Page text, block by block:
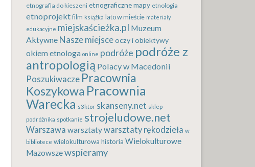
etnografia do kieszeni etnograficzne mapy etnologia
etnoprojekt film książka lato w mieście materiały
edukacyjne miejskaścieżka.pl Muzeum
Aktywne Nasze miejsceoczy i obiektywy
okiem etnologa online podróże podróże z
antropologią Polacy w Macedonii
Poszukiwacze Pracownia
Koszykowa Pracownia
Warecka s3ktor skanseny.net sklep
podróżnika spotkanie strojeludowe.net
Warszawa warsztatywarsztaty rękodzieła w
bibliotece wielokulturowa historia Wielokulturowe
Mazowszewspieramy